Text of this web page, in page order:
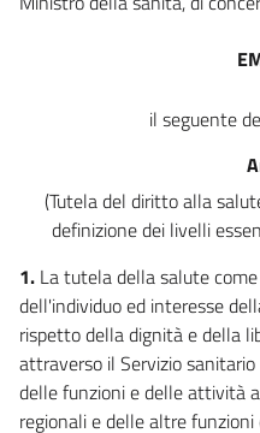
8 sexies
8 octies
9 bis
10
11
il seguente
(Tutela del diritto alla
definizione dei livelli
1. La tutela della salute
dell'individuo ed interesse
rispetto della dignità e della
attraverso il Servizio
delle funzioni e delle attività
regionali e delle altre